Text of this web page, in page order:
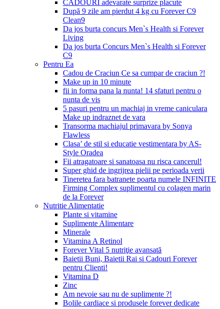
CADOURI adevarate surprize placute
După 9 zile am pierdut 4 kg cu Forever C9
Clean9
Da jos burta concurs Men`s Health si Forever
Living
Da jos burta Concurs Men`s Health si Forever
C9
Pentru Ea
Cadou de Craciun Ce sa cumpar de craciun ?!
Make up in 10 minute
fii in forma pana la nunta! 14 sfaturi pentru o
nunta de vis
5 pasuri pentru un machiaj in vreme caniculara
Make up indraznet de vara
Transorma machiajul primavara by Sonya
Flawless
Clasa’ de stil si educatie vestimentara by AS-
Style Oradea
Fii atragatoare si sanatoasa nu risca cancerul!
Super ghid de ingrijrea pielii pe perioada verii
Tineretea fara batranete poarta numele INFINITE
Firming Complex suplimentul cu colagen marin
de la Forever
Nutritie Alimentatie
Plante si vitamine
Suplimente Alimentare
Minerale
Vitamina A Retinol
Forever Vital 5 nutriţie avansată
Baietii Buni, Baietii Rai si Cadouri Forever
pentru Clienti!
Vitamina D
Zinc
Am nevoie sau nu de suplimente ?!
Bolile cardiace si produsele forever dedicate